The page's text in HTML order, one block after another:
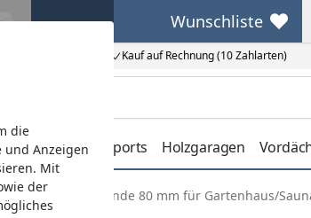
die
und Anzeigen
Mit
der
Kauf auf Rechnung (10 Zahlarten)
Wunschliste
Wunschliste
Carports Holzgaragen
Abdeckblende 80 mm für Gartenhaus/